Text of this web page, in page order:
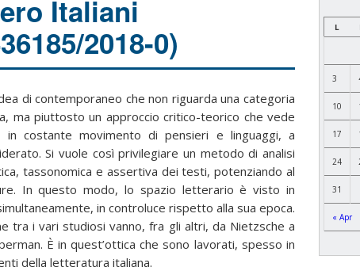
Italiani
2018-0)
di contemporaneo che non riguarda una categoria
ma piuttosto un approccio critico-teorico che vede
costante movimento di pensieri e linguaggi, a
Si vuole così privilegiare un metodo di analisi
tassonomica e assertiva dei testi, potenziando al
In questo modo, lo spazio letterario è visto in
in controluce rispetto alla sua epoca.
tra i vari studiosi vanno, fra gli altri, da Nietzsche a
È in quest’ottica che sono lavorati, spesso in
della letteratura italiana.
L
« Apr
3
10
17
24
31